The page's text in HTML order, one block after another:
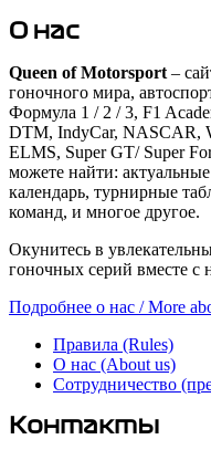
О нас
Queen of Motorsport –
гоночного мира,
Формула 1 / 2 / 3, F1
DTM, IndyCar, NASCAR,
ELMS, Super GT/ Super
можете найти:
календарь, турнирные
команд, и многое другое.
Окунитесь в
гоночных серий вместе с
Подробнее о нас / More
Правила (Rules)
О нас (About us)
Сотрудничество
Контакты